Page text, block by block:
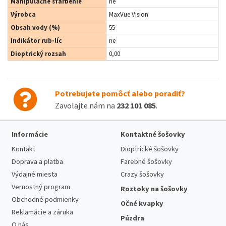
Výrobca
MaxVue Vision
Obsah vody (%)
55
Indikátor rub-líc
ne
Dioptrický rozsah
0,00
Potrebujete pomôcť alebo poradiť?
Zavolajte nám na 232 101 085.
Informácie
Kontakt
Doprava a platba
Výdajné miesta
Vernostný program
Obchodné podmienky
Reklamácie a záruka
Kontaktné šošovky
Dioptrické šošovky
Farebné šošovky
Crazy šošovky
Roztoky na šošovky
Očné kvapky
Púzdra